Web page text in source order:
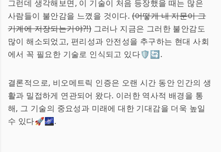
그런데 생각해보면, 이 기술이 처음 등장했을 때는 많은
사람들이 불안감을 느꼈을 것이다.(어떻게 내 지문이 그
기계에 저장되는거야?!)그러나 지금은 그러한 불안감도
많이 해소되었고, 편리성과 안전성을 추구하는 현대 사회
에서 꼭 필요한 기술로 인식되고 있다🛡️🔄.
결론적으로, 비오메트릭 인증은 오랜 시간 동안 인간의 생
활과 밀접하게 연관되어 왔다. 이러한 역사적 배경을 통
해, 그 기술의 중요성과 미래에 대한 기대감을 더욱 높일
수 있다🚀🌌.